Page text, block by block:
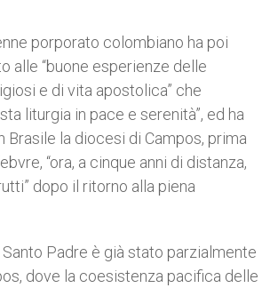
porporato colombiano ha poi
alle “buone esperienze delle
e di vita apostolica” che
liturgia in pace e serenità”, ed ha
Brasile la diocesi di Campos, prima
“ora, a cinque anni di distanza,
dopo il ritorno alla piena
Padre è già stato parzialmente
dove la coesistenza pacifica delle